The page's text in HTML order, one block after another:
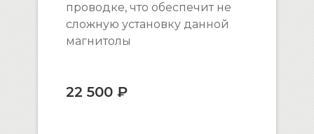
проводке, что обеспечит не
сложную установку данной
магнитолы
22 500 ₽